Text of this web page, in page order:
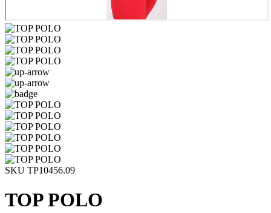
SKU TP10456.09
TOP POLO